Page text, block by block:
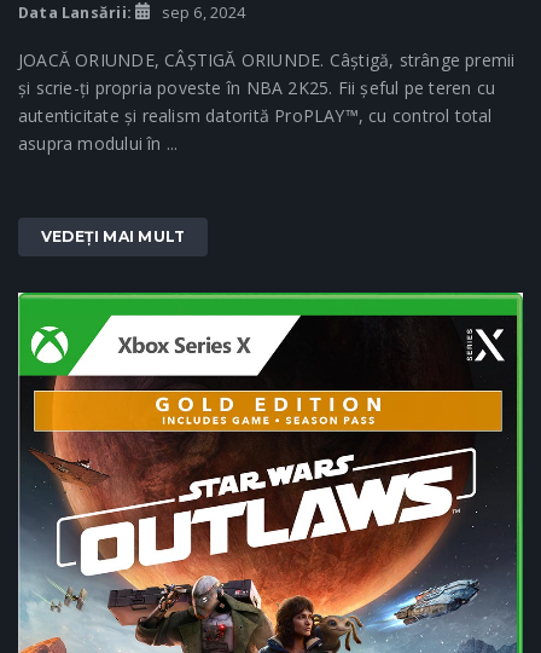
Data Lansării: sep 6, 2024
JOACĂ ORIUNDE, CÂȘTIGĂ ORIUNDE. Câștigă, strânge premii
și scrie-ți propria poveste în NBA 2K25. Fii șeful pe teren cu
autenticitate și realism datorită ProPLAY™, cu control total
asupra modului în ...
VEDEȚI MAI MULT